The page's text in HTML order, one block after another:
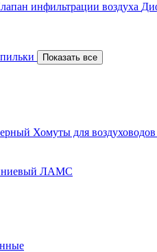
инфильтрации воздуха
Показать все
Хомуты для
ЛАМС